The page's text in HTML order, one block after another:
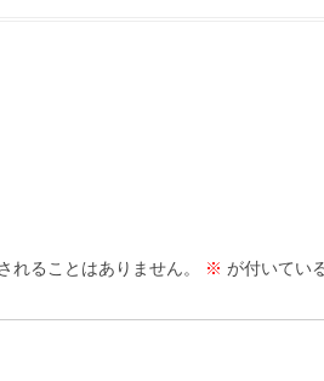
れることはありません。 ※ が付いてい